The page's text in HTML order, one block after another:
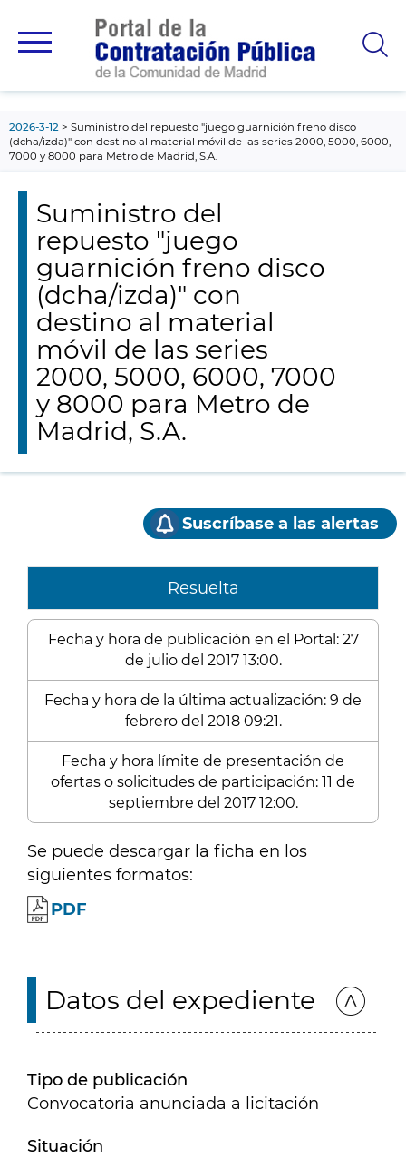
principal
2026-3-12
Suministro del repuesto "juego guarnición freno disco
(dcha/izda)" con destino al material móvil de las series 2000, 5000, 6000,
7000 y 8000 para Metro de Madrid, S.A.
Suministro del
repuesto "juego
guarnición freno disco
(dcha/izda)" con
destino al material
móvil de las series
2000, 5000, 6000, 7000
y 8000 para Metro de
Madrid, S.A.
Suscríbase a las alertas
Resuelta
Fecha y hora de publicación en el Portal: 27
de julio del 2017 13:00.
Fecha y hora de la última actualización: 9 de
febrero del 2018 09:21.
Fecha y hora límite de presentación de
ofertas o solicitudes de participación: 11 de
septiembre del 2017 12:00.
Se puede descargar la ficha en los
siguientes formatos:
PDF
Datos del expediente
Tipo de publicación
Convocatoria anunciada a licitación
Situación